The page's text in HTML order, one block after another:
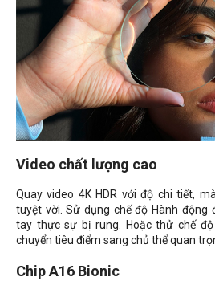
Video chất lượng cao
Quay video 4K HDR với độ chi tiết,
tuyệt vời. Sử dụng chế độ Hành động
tay thực sự bị rung. Hoặc thử chế
chuyển tiêu điểm sang chủ thể quan
Chip A16 Bionic